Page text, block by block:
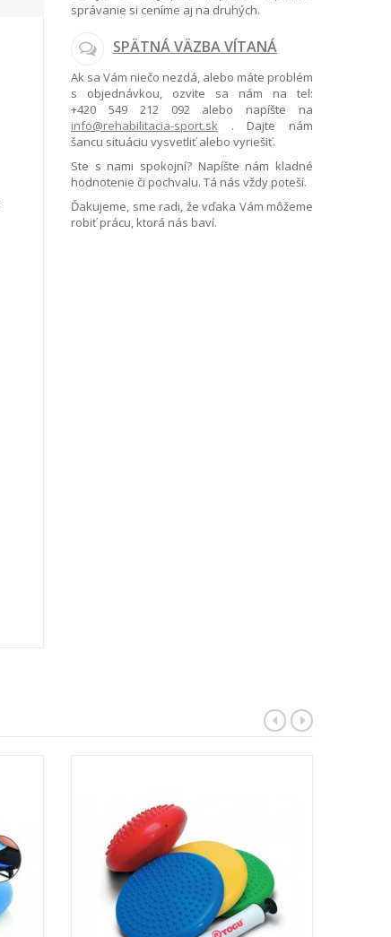
správanie si ceníme aj na druhých.
SPÄTNÁ VÄZBA VÍTANÁ
Ak sa Vám niečo nezdá, alebo máte problém
s objednávkou, ozvite sa nám na tel:
+420 549 212 092alebo napíšte na
info@rehabilitacia-sport.sk . Dajte nám
šancu situáciu vysvetliť alebo vyriešiť.
Ste s nami spokojní? Napíšte nám kladné
hodnotenie či pochvalu. Tá nás vždy poteší.
Ďakujeme, sme radi, že vďaka Vám môžeme
robiť prácu, ktorá nás baví.